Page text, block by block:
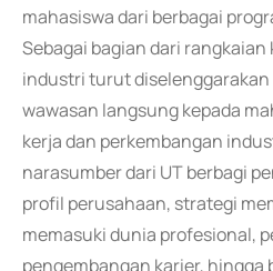
mahasiswa dari berbagai
Sebagai bagian dari
industri turut
wawasan langsung kepada
kerja dan perkembangan
narasumber dari UT berbagi
profil perusahaan, strategi
memasuki dunia profesional,
pengembangan karier, hingga